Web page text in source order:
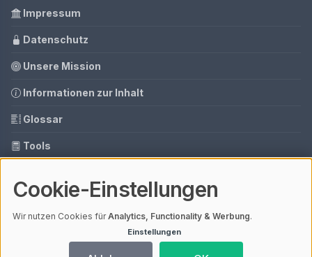
Impressum
Datenschutz
Unsere Mission
Informationen zur Inhalt
Glossar
Tools
Media Daten
Cookie-Einstellungen
Wir nutzen Cookies fürAnalytics, Functionality & Werbung.
Einstellungen